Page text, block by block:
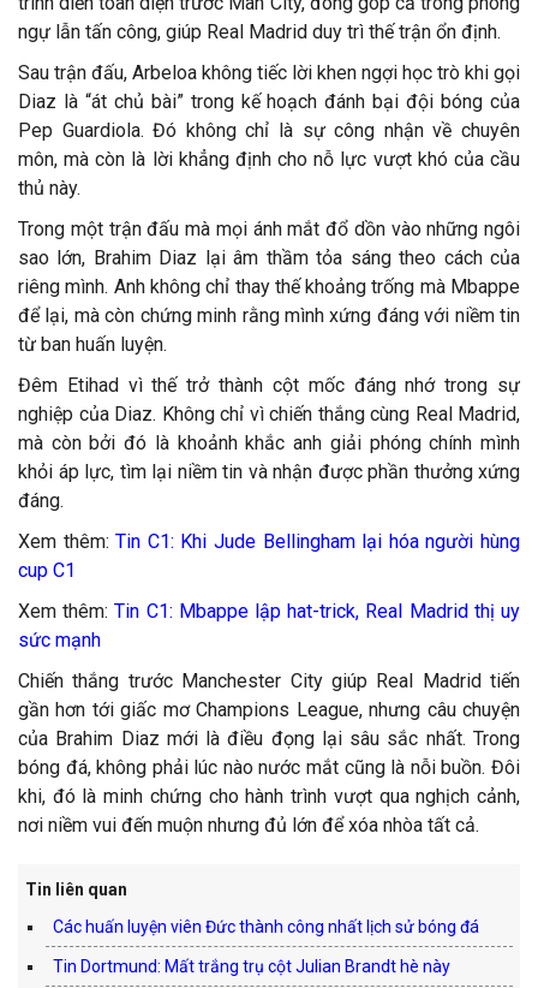
ngự lẫn tấn công, giúp Real Madrid duy trì thế trận ổn định.
Sau trận đấu, Arbeloa không tiếc lời khen ngợi học trò khi gọi
Diaz là “át chủ bài” trong kế hoạch đánh bại đội bóng của
Pep Guardiola. Đó không chỉ là sự công nhận về chuyên
môn, mà còn là lời khẳng định cho nỗ lực vượt khó của cầu
thủ này.
Trong một trận đấu mà mọi ánh mắt đổ dồn vào những ngôi
sao lớn, Brahim Diaz lại âm thầm tỏa sáng theo cách của
riêng mình. Anh không chỉ thay thế khoảng trống mà Mbappe
để lại, mà còn chứng minh rằng mình xứng đáng với niềm tin
từ ban huấn luyện.
Đêm Etihad vì thế trở thành cột mốc đáng nhớ trong sự
nghiệp của Diaz. Không chỉ vì chiến thắng cùng Real Madrid,
mà còn bởi đó là khoảnh khắc anh giải phóng chính mình
khỏi áp lực, tìm lại niềm tin và nhận được phần thưởng xứng
đáng.
Xem thêm:Tin C1: Khi Jude Bellingham lại hóa người hùng
cup C1
Xem thêm:Tin C1: Mbappe lập hat-trick, Real Madrid thị uy
sức mạnh
Chiến thắng trước Manchester City giúp Real Madrid tiến
gần hơn tới giấc mơ Champions League, nhưng câu chuyện
của Brahim Diaz mới là điều đọng lại sâu sắc nhất. Trong
bóng đá, không phải lúc nào nước mắt cũng là nỗi buồn. Đôi
khi, đó là minh chứng cho hành trình vượt qua nghịch cảnh,
nơi niềm vui đến muộn nhưng đủ lớn để xóa nhòa tất cả.
Tin liên quan
Các huấn luyện viên Đức thành công nhất lịch sử bóng đá
Tin Dortmund: Mất trắng trụ cột Julian Brandt hè này